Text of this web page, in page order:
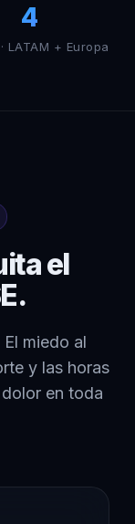
4
LATAM + Europa
el
miedo al
y las horas
en toda